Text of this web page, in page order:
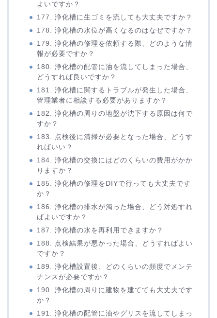
よいですか？
177. 浄化槽に生ゴミを流しても大丈夫ですか？
178. 浄化槽の水位が高くなるのはなぜですか？
179. 浄化槽の修理を依頼する際、どのような情
報が必要ですか？
180. 浄化槽の配管に油を流してしまった場合、
どうすれば良いですか？
181. 浄化槽に関するトラブルが発生した場合、
管理業者に相談する必要がありますか？
182. 浄化槽の周りの地盤が沈下する原因は何で
すか？
183. 点検後に清掃が必要となった場合、どうす
ればいい？
184. 浄化槽の交換にはどのくらいの費用がかか
りますか？
185. 浄化槽の修理をDIYで行っても大丈夫です
か？
186. 浄化槽の排水が濁った場合、どう対処すれ
ばよいですか？
187. 浄化槽の水を再利用できますか？
188. 点検結果が悪かった場合、どうすればよい
ですか？
189. 浄化槽設置後、どのくらいの頻度でメンテ
ナンスが必要ですか？
190. 浄化槽の周りに建物を建てても大丈夫です
か？
191. 浄化槽の配管に油やグリスを流してしまっ